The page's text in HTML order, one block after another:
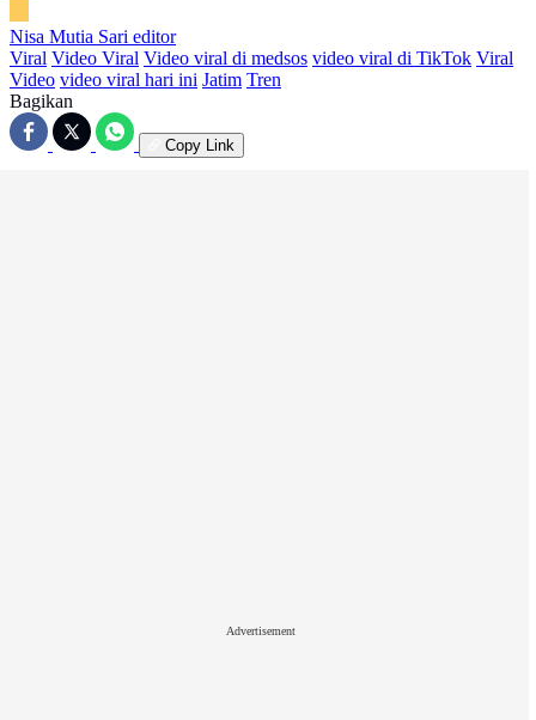
Nisa Mutia Sari editor
Viral Video Viral Video viral di medsos video viral di TikTok Viral
Video video viral hari ini Jatim Tren
Bagikan
Copy Link
Advertisement